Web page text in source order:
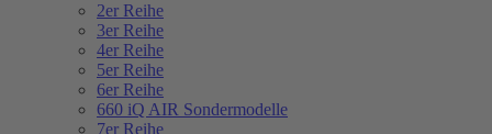
2er Reihe
3er Reihe
4er Reihe
5er Reihe
6er Reihe
660 iQ AIR Sondermodelle
7er Reihe